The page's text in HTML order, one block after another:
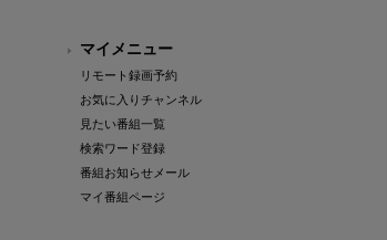
マイメニュー
リモート録画予約
お気に入りチャンネル
見たい番組一覧
検索ワード登録
番組お知らせメール
マイ番組ページ